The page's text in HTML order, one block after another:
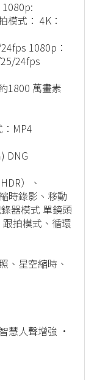
式： 4K：
1080p：
24fps
1800 萬畫素
MP4
DNG
）、
時錄影、移動
器模式 單鏡頭
拍模式、循環
、星空縮時、
慧人聲增強 ·